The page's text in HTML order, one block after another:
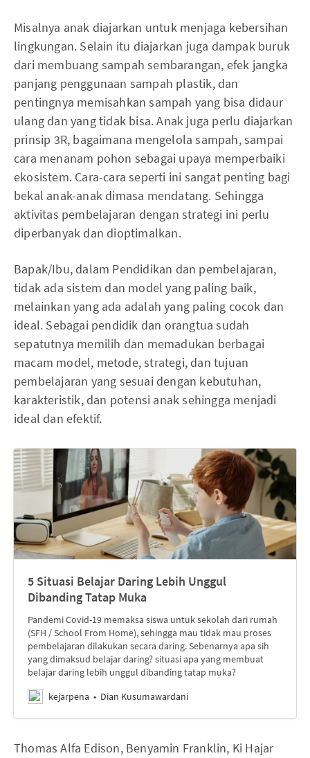
Misalnya anak diajarkan untuk menjaga kebersihan
lingkungan. Selain itu diajarkan juga dampak buruk
dari membuang sampah sembarangan, efek jangka
panjang penggunaan sampah plastik, dan
pentingnya memisahkan sampah yang bisa didaur
ulang dan yang tidak bisa. Anak juga perlu diajarkan
prinsip 3R, bagaimana mengelola sampah, sampai
cara menanam pohon sebagai upaya memperbaiki
ekosistem. Cara-cara seperti ini sangat penting bagi
bekal anak-anak dimasa mendatang. Sehingga
aktivitas pembelajaran dengan strategi ini perlu
diperbanyak dan dioptimalkan.
Bapak/Ibu, dalam Pendidikan dan pembelajaran,
tidak ada sistem dan model yang paling baik,
melainkan yang ada adalah yang paling cocok dan
ideal. Sebagai pendidik dan orangtua sudah
sepatutnya memilih dan memadukan berbagai
macam model, metode, strategi, dan tujuan
pembelajaran yang sesuai dengan kebutuhan,
karakteristik, dan potensi anak sehingga menjadi
ideal dan efektif.
5 Situasi Belajar Daring Lebih Unggul
Dibanding Tatap Muka
Pandemi Covid-19 memaksa siswa untuk sekolah dari rumah
(SFH / School From Home), sehingga mau tidak mau proses
pembelajaran dilakukan secara daring. Sebenarnya apa sih
yang dimaksud belajar daring? situasi apa yang membuat
belajar daring lebih unggul dibanding tatap muka?
kejarpena
Dian Kusumawardani
Thomas Alfa Edison, Benyamin Franklin, Ki Hajar